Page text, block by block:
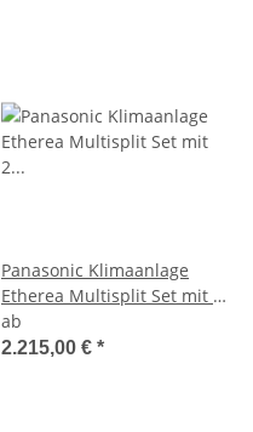
Panasonic Klimaanlage
Etherea Multisplit Set mit 2
Innengeräten mehrfarbig
ab
2.215,00 € *